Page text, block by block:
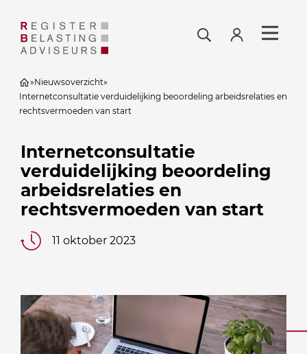
»Nieuwsoverzicht»
Internetconsultatie verduidelijking beoordeling arbeidsrelaties en
rechtsvermoeden van start
Internetconsultatie
verduidelijking beoordeling
arbeidsrelaties en
rechtsvermoeden van start
11 oktober 2023